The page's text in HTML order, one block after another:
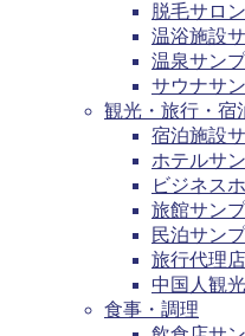
脱毛サロ
温浴施設
温泉サン
サウナサ
観光・旅行・宿
宿泊施設
ホテルサ
ビジネス
旅館サン
民泊サン
旅行代理
中国人観
食事・調理